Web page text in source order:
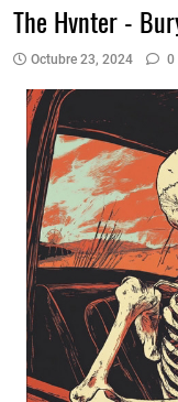
The Hvnter -
Octubre 23, 2024 0